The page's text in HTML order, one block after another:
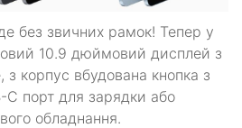
без звичних рамок! Тепер у
10.9 дюймовий дисплей з
з корпус вбудована кнопка з
C порт для зарядки або
обладнання.